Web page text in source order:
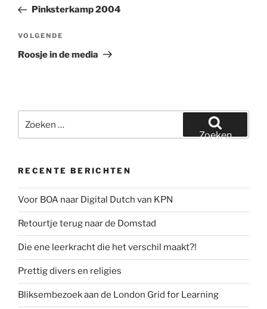
berichtPinksterkamp 2004
Volgend
bericht
VOLGENDE
Roosje in de media
naar:
Zoeken
RECENTE BERICHTEN
Voor BOA naar Digital Dutch van KPN
Retourtje terug naar de Domstad
Die ene leerkracht die het verschil maakt?!
Prettig divers en religies
Bliksembezoek aan de London Grid for Learning